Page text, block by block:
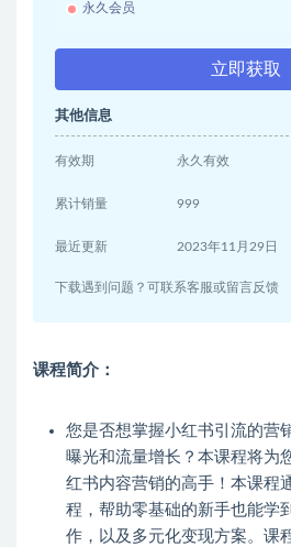
永久会员
立即获取
其他信息
有效期 永久有效
累计销量 999
最近更新 2023年11月29日
下载遇到问题？可联系客服或留言反馈
课程简介：
您是否想掌握小红书引流的营
曝光和流量增长？本课程将为
红书内容营销的高手！本课程
程，帮助零基础的新手也能学
作，以及多元化变现方案。课